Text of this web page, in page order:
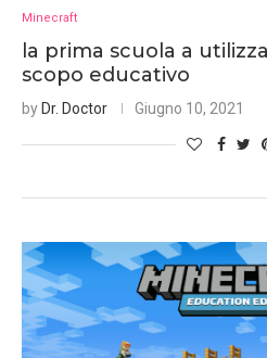
Minecraft
la prima scuola a
scopo educativo
by Dr. Doctor Giugno 10, 2021